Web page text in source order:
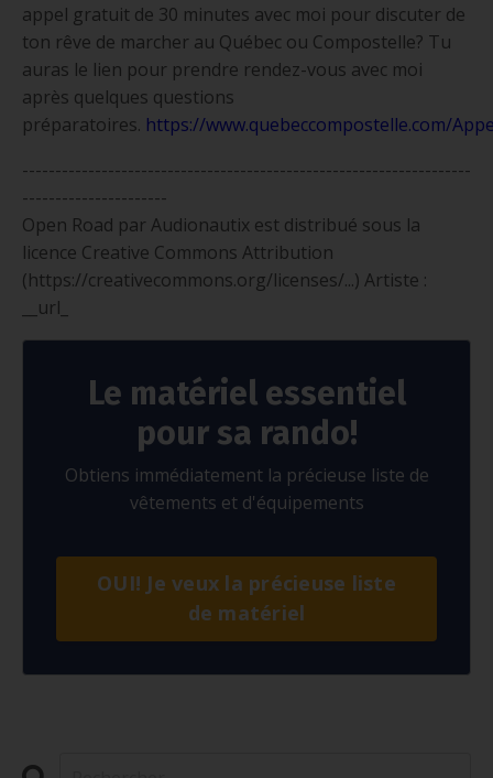
appel gratuit de 30 minutes avec moi pour discuter de
ton rêve de marcher au Québec ou Compostelle? Tu
auras le lien pour prendre rendez-vous avec moi
après quelques questions
préparatoires. https://www.quebeccompostelle.com/App
--------------------------------------------------------------------
----------------------
Open Road par Audionautix est distribué sous la
licence Creative Commons Attribution
(https://creativecommons.org/licenses/...) Artiste :
__url_
Le matériel essentiel
pour sa rando!
Obtiens immédiatement la précieuse liste de
vêtements et d'équipements
OUI! Je veux la précieuse liste
de matériel